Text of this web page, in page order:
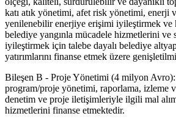
katı atık yönetimi, afet risk yönetimi, enerji
yenilenebilir enerjiye erişimi iyileştirmek ve
belediye yangınla mücadele hizmetlerini ve
iyileştirmek için talebe dayalı belediye
yatırımlarını finanse etmek üzere
Bileşen B - Proje Yönetimi (4 milyon
program/proje yönetimi, raporlama, izleme
denetim ve proje iletişimleriyle ilgili mal
hizmetlerini finanse etmektedir.